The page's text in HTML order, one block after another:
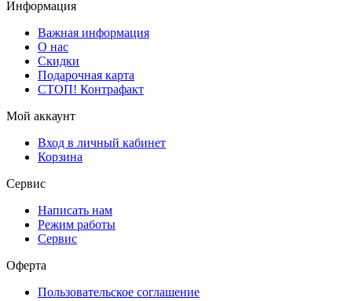
Информация
Важная информация
О нас
Скидки
Подарочная карта
СТОП! Контрафакт
Мой аккаунт
Вход в личный кабинет
Корзина
Сервис
Написать нам
Режим работы
Сервис
Оферта
Пользовательское соглашение